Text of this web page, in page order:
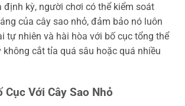
định kỳ, người chơi có thể kiểm soát
của cây sao nhỏ, đảm bảo nó luôn
tự nhiên và hài hòa với bố cục tổng thể
không cắt tỉa quá sâu hoặc quá nhiều
Cục Với Cây Sao Nhỏ